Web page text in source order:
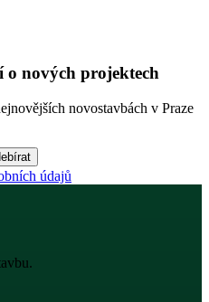
nových projektech
novostavbách v Praze
údajů